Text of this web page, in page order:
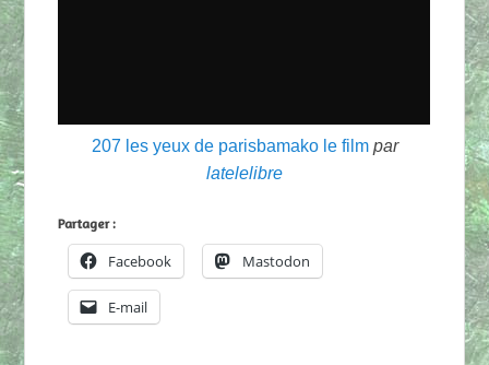
207 les yeux de parisbamako le film par
latelelibre
Partager :
Facebook Mastodon
E-mail